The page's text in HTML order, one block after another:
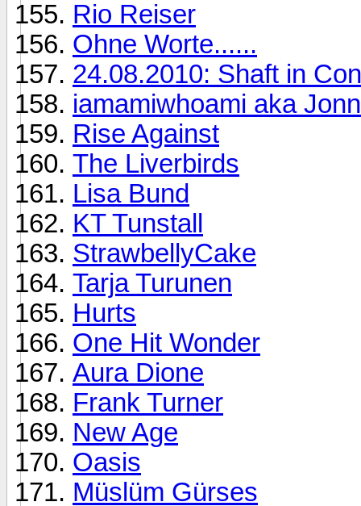
Rio Reiser
Ohne Worte......
24.08.2010: Shaft in
iamamiwhoami aka
Rise Against
The Liverbirds
Lisa Bund
KT Tunstall
StrawbellyCake
Tarja Turunen
Hurts
One Hit Wonder
Aura Dione
Frank Turner
New Age
Oasis
Müslüm Gürses